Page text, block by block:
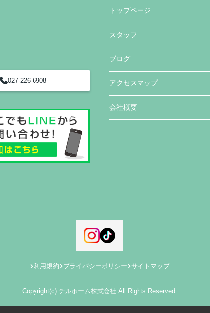
027-226-6908
トップページ
スタッフ
ブログ
アクセスマップ
会社概要
利用規約 プライバシーポリシー サイトマップ
Copyright(c) チルホーム株式会社 All Rights Reserved.